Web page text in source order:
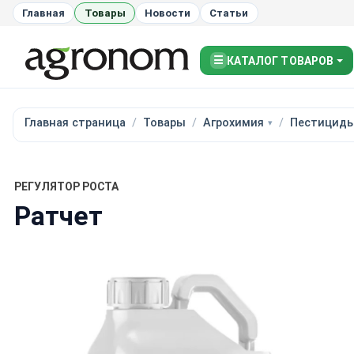
Главная Товары Новости Статьи
☰ КАТАЛОГ ТОВАРОВ
Главная страница Товары Агрохимия
РЕГУЛЯТОР РОСТА
Ратчет